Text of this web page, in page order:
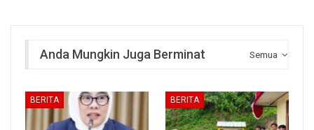
Semua
Anda Mungkin Juga Berminat
BERITA BERITA